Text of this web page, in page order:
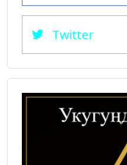
Twitter